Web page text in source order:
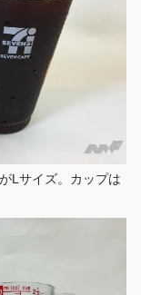
Lサイズ。カップは